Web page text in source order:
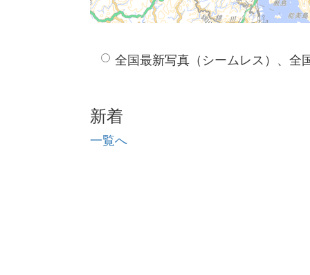
全国最新写真（シームレス）、全
新着
一覧へ